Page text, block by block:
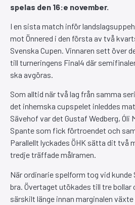
spelas den 16:e november.
I en sista match inför
mot Önnered i den första av två
Svenska Cupen. Vinnaren sett över
till turneringens Final4 där
ska avgöras.
Som alltid när två lag från samma
det inhemska cupspelet inleddes
Sävehof var det Gustaf Wedberg, Óli
Spante som fick förtroendet och
Parallellt lyckades ÖHK sätta dit två
tredje träffade målramen.
När ordinarie spelform tog vid
bra. Övertaget utökades till tre bollar
särskilt länge innan marginalen